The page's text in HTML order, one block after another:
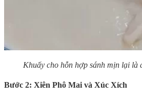
Khuấy cho hỗn hợp sánh mịn lại là
Bước 2: Xiên Phô Mai và Xúc Xích